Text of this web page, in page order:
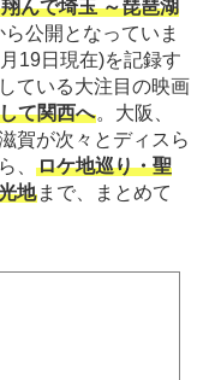
んで埼玉 ～琵琶湖
公開となっていま
19日現在)を記録す
ている大注目の映画
て関西へ。大阪、
賀が次々とディスら
、 ロケ地巡り・聖
地 まで、まとめて